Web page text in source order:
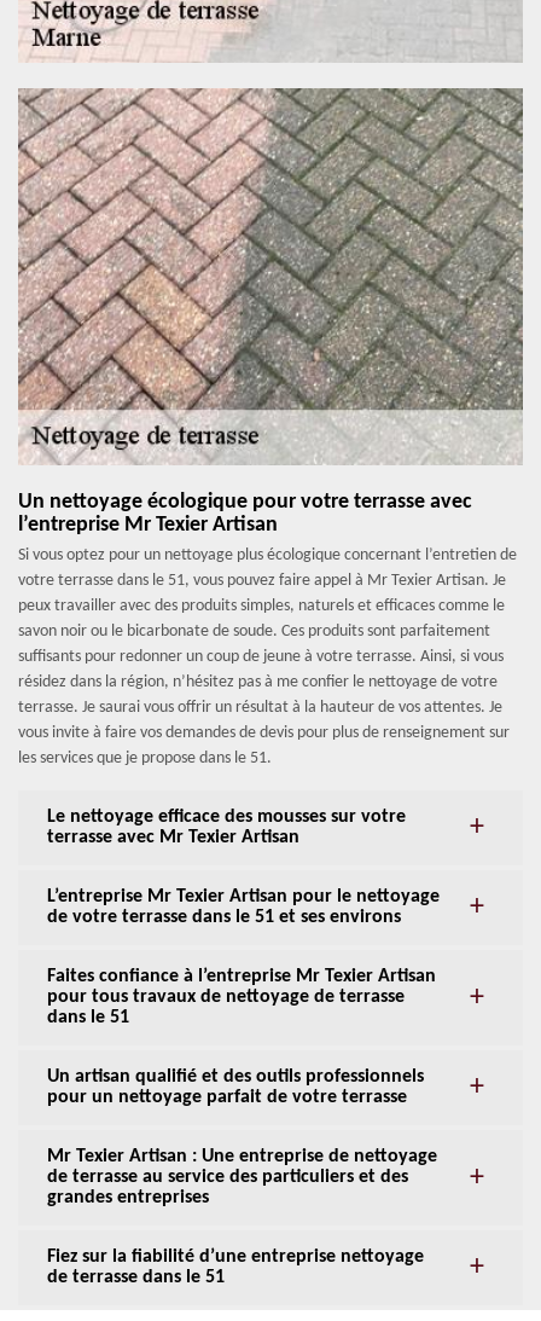
Un nettoyage écologique pour votre terrasse avec
l’entreprise Mr Texier Artisan
Si vous optez pour un nettoyage plus écologique concernant l’entretien de
votre terrasse dans le 51, vous pouvez faire appel à Mr Texier Artisan. Je
peux travailler avec des produits simples, naturels et efficaces comme le
savon noir ou le bicarbonate de soude. Ces produits sont parfaitement
suffisants pour redonner un coup de jeune à votre terrasse. Ainsi, si vous
résidez dans la région, n’hésitez pas à me confier le nettoyage de votre
terrasse. Je saurai vous offrir un résultat à la hauteur de vos attentes. Je
vous invite à faire vos demandes de devis pour plus de renseignement sur
les services que je propose dans le 51.
Le nettoyage efficace des mousses sur votre
terrasse avec Mr Texier Artisan
L’entreprise Mr Texier Artisan pour le nettoyage
de votre terrasse dans le 51 et ses environs
Faites confiance à l’entreprise Mr Texier Artisan
pour tous travaux de nettoyage de terrasse
dans le 51
Un artisan qualifié et des outils professionnels
pour un nettoyage parfait de votre terrasse
Mr Texier Artisan : Une entreprise de nettoyage
de terrasse au service des particuliers et des
grandes entreprises
Fiez sur la fiabilité d’une entreprise nettoyage
de terrasse dans le 51